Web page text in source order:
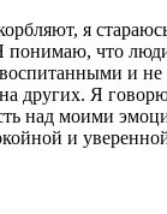
я
понимаю, что
и
других. Я
над моими
и